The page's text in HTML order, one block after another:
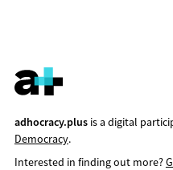
adhocracy.plusis a digital
Democracy.
Interested in finding out more?